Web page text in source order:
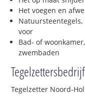
Het voegen en
voor
Bad- of
zwembaden
Tegelzetter Noord-